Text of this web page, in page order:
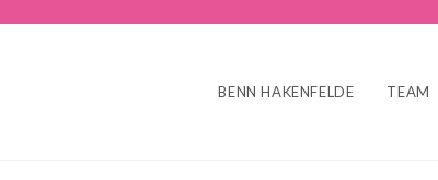
BENN HAKENFELDE TEAM